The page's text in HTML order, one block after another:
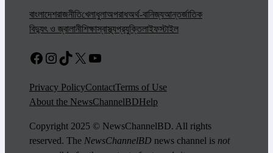
বাংলাদেশরাজনীতিখেলাধুলাঅপরাধঅর্থ-বানিজ্যআন্তর্জাতিক
বিদ্যুৎ ও জ্বালানীশিক্ষাস্বাস্থ্যপ্রযুক্তিলাইফস্টাইল
Facebook
Instagram
TikTok
X YouTube
Privacy PolicyContactTerms of Use
About the NewsChannelBDHelp
Copyright 2025 © NewsChannelBD. All rights
reserved. The NewsChannelBD news channel is not